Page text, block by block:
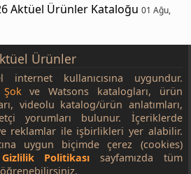
Aktüel Ürünler Kataloğu 01 Ağu,
Ürünler
internet kullanıcısına uygundur.
Şokve Watsons katalogları, ürün
videolu katalog/ürün anlatımları,
yorumları bulunur. İçeriklerde
reklamlar ile işbirlikleri yer alabilir.
uygun biçimde çerez (cookies)
Gizlilik Politikası sayfamızda tüm